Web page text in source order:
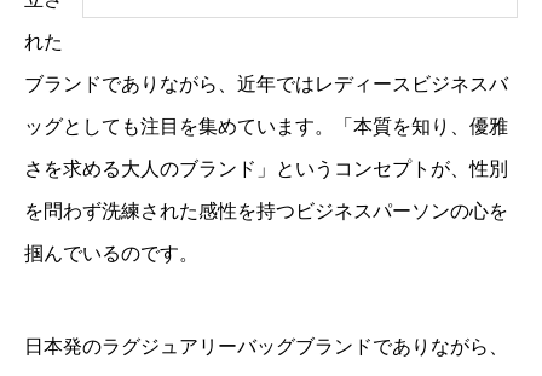
れた
ブランドでありながら、近年ではレディースビジネスバ
ッグとしても注目を集めています。「本質を知り、優雅
さを求める大人のブランド」というコンセプトが、性別
を問わず洗練された感性を持つビジネスパーソンの心を
掴んでいるのです。
日本発のラグジュアリーバッグブランドでありながら、